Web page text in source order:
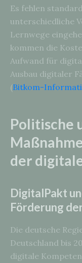
Es fehlen
unterschiedliche
Lernwege
kommen die
Aufwand für
Ausbau digitaler
(Bitkom-
Politische
der
DigitalPakt
Förderung
Die deutsche
Deutschland bis
digitale